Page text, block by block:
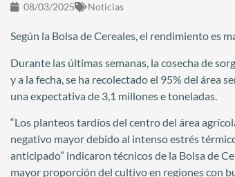
08/03/2025 Noticias
Según la Bolsa de Cereales, el rendimiento es
Durante las últimas semanas, la cosecha de
y a la fecha, se ha recolectado el 95% del área
una expectativa de 3,1 millones e toneladas.
“Los planteos tardíos del centro del área
negativo mayor debido al intenso estrés
anticipado” indicaron técnicos de la Bolsa de
mayor proporción del cultivo en regiones con